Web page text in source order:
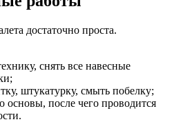
достаточно проста.
снять все навесные
штукатурку, смыть побелку;
основы, после чего проводится